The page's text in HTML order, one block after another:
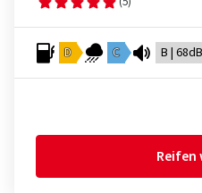
D C B | 68dB
Reifen